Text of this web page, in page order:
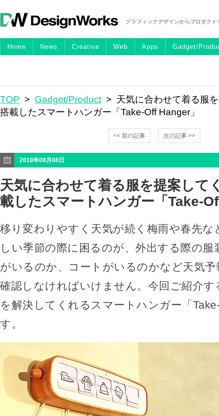
グラフィックデザインからプロダク
Home News Creative Web Apps Gadget/
TOP > Gadget/Product > 天気に合わせて着る服
搭載したスマートハンガー「Take-Off Hanger」
<< 前の記事 次の記事 >>
2018年08月08日
天気に合わせて着る服を提案して
載したスマートハンガー「Take-
移り変わりやすく天気が続く梅雨や春先な
しい季節の際に困るのが、外出する際の服
がいるのか、コートがいるのかなど天気
確認しなければいけません。今回ご紹介
を解決してくれるスマートハンガー「
す。